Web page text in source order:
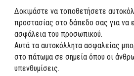
Δοκιμάστε να τοποθετήσετε
προστασίας στο δάπεδο σας για να
ασφάλεια του προσωπικού.
Αυτά τα αυτοκόλλητα ασφαλείας
στο πάτωμα σε σημεία όπου οι
υπενθυμίσεις.